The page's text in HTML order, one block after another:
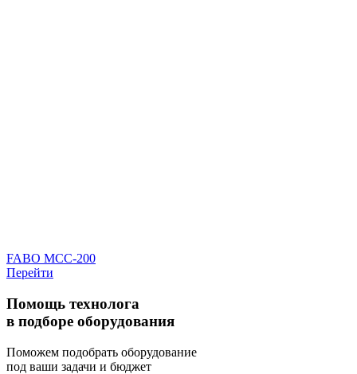
FABO MCC-200
Перейти
Помощь технолога
в подборе оборудования
Поможем подобрать оборудование
под ваши задачи и бюджет